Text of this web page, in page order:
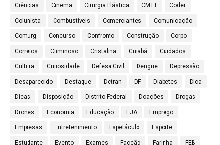
Ciências Cinema Cirurgia Plástica CMTT Coder
Colunista Combustíveis Comerciantes Comunicação
Comurg Concurso Confronto Construção Corpo
Correios Criminoso Cristalina Cuiabá Cuidados
Cultura Curiosidade Defesa Civil Dengue Depressão
Desaparecido Destaque Detran DF Diabetes Dica
Dicas Disposição Distrito Federal Doações Drogas
Drones Economia Educação EJA Emprego
Empresas Entretenimento Espetáculo Esporte
Estudante Evento Exames Facção Farinha FEB